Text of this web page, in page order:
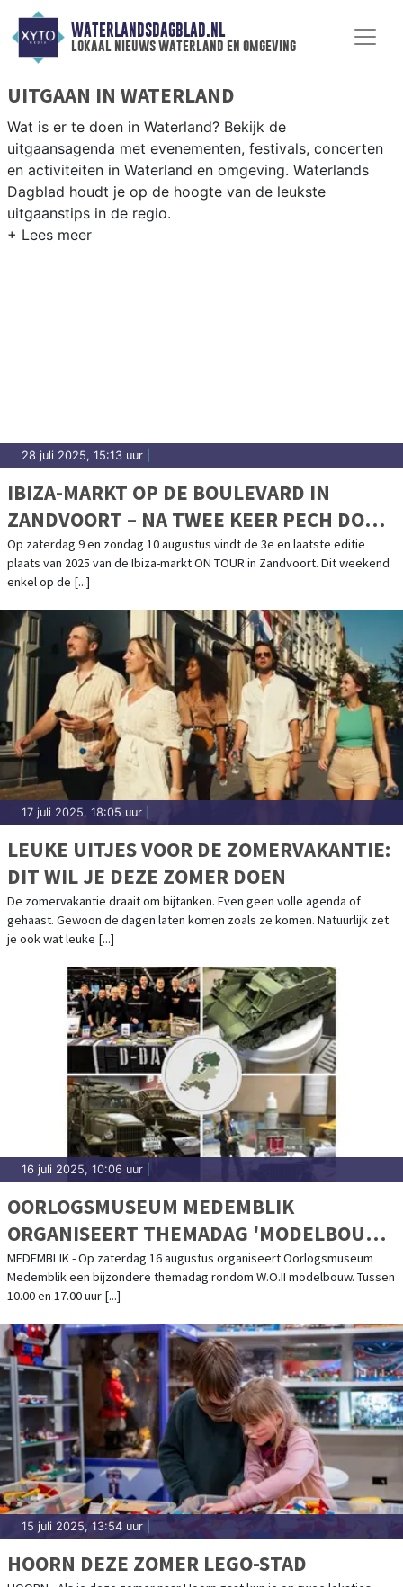
WATERLANDSDAGBLAD.NL
lokaal nieuws waterland en omgeving
UITGAAN IN WATERLAND
Wat is er te doen in Waterland? Bekijk de
uitgaansagenda met evenementen, festivals, concerten
en activiteiten in Waterland en omgeving. Waterlands
Dagblad houdt je op de hoogte van de leukste
uitgaanstips in de regio.
28 juli 2025, 15:13 uur
IBIZA-MARKT OP DE BOULEVARD IN
ZANDVOORT – NA TWEE KEER PECH DOOR
HET WEER GAAN WE VOOR EEN LAATSTE
MOOI WEEKEND!
Op zaterdag 9 en zondag 10 augustus vindt de 3e en laatste editie
plaats van 2025 van de Ibiza-markt ON TOUR in Zandvoort. Dit weekend
enkel op de [...]
17 juli 2025, 18:05 uur
LEUKE UITJES VOOR DE ZOMERVAKANTIE:
DIT WIL JE DEZE ZOMER DOEN
De zomervakantie draait om bijtanken. Even geen volle agenda of
gehaast. Gewoon de dagen laten komen zoals ze komen. Natuurlijk zet
je ook wat leuke [...]
16 juli 2025, 10:06 uur
OORLOGSMUSEUM MEDEMBLIK
ORGANISEERT THEMADAG 'MODELBOUW'
- 16 AUGUSTUS 2025
MEDEMBLIK - Op zaterdag 16 augustus organiseert Oorlogsmuseum
Medemblik een bijzondere themadag rondom W.O.II modelbouw. Tussen
10.00 en 17.00 uur [...]
15 juli 2025, 13:54 uur
HOORN DEZE ZOMER LEGO-STAD